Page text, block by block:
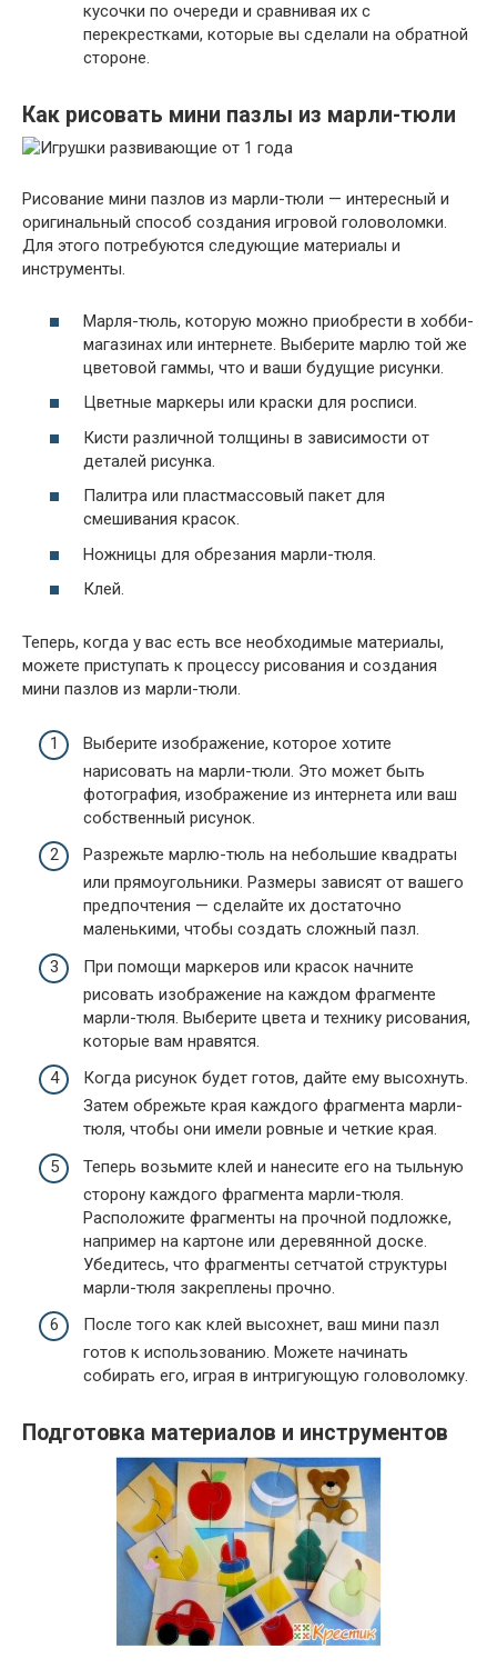
кусочки по очереди и сравнивая их с
перекрестками, которые вы сделали на обратной
стороне.
Как рисовать мини пазлы из марли-тюли
Рисование мини пазлов из марли-тюли — интересный и
оригинальный способ создания игровой головоломки.
Для этого потребуются следующие материалы и
инструменты.
Марля-тюль, которую можно приобрести в хобби-
магазинах или интернете. Выберите марлю той же
цветовой гаммы, что и ваши будущие рисунки.
Цветные маркеры или краски для росписи.
Кисти различной толщины в зависимости от
деталей рисунка.
Палитра или пластмассовый пакет для
смешивания красок.
Ножницы для обрезания марли-тюля.
Клей.
Теперь, когда у вас есть все необходимые материалы,
можете приступать к процессу рисования и создания
мини пазлов из марли-тюли.
Выберите изображение, которое хотите
нарисовать на марли-тюли. Это может быть
фотография, изображение из интернета или ваш
собственный рисунок.
Разрежьте марлю-тюль на небольшие квадраты
или прямоугольники. Размеры зависят от вашего
предпочтения — сделайте их достаточно
маленькими, чтобы создать сложный пазл.
При помощи маркеров или красок начните
рисовать изображение на каждом фрагменте
марли-тюля. Выберите цвета и технику рисования,
которые вам нравятся.
Когда рисунок будет готов, дайте ему высохнуть.
Затем обрежьте края каждого фрагмента марли-
тюля, чтобы они имели ровные и четкие края.
Теперь возьмите клей и нанесите его на тыльную
сторону каждого фрагмента марли-тюля.
Расположите фрагменты на прочной подложке,
например на картоне или деревянной доске.
Убедитесь, что фрагменты сетчатой структуры
марли-тюля закреплены прочно.
После того как клей высохнет, ваш мини пазл
готов к использованию. Можете начинать
собирать его, играя в интригующую головоломку.
Подготовка материалов и инструментов